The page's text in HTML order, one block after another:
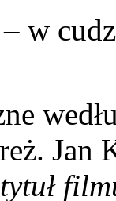
w
Jan